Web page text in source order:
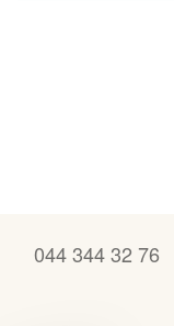
044 344 32 76